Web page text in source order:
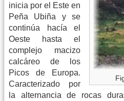
inicia por el Este en
Peña Ubiña y se
continúa hacía el
Oeste hasta el
complejo macizo
calcáreo de los
Picos de Europa.
Caracterizado por
la alternancia de rocas